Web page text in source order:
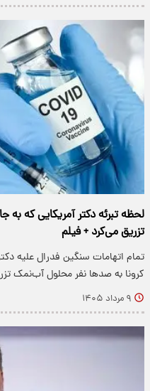
لحظه تبرئه دکتر آمریکایی که
تزریق می‌کرد + فیلم
تمام اتهامات سنگین فدرال علیه
کرونا به صدها نفر محلول آب‌نمک
۹ مرداد ۱۴۰۵